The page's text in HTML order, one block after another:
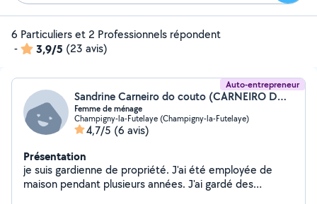
6 Particuliers et 2 Professionnels répondent
-
3,9/5 (23 avis)
Auto-entrepreneur
Sandrine Carneiro do couto (CARNEIRO DO COUTO SANDRINE)
Femme de ménage
Champigny-la-Futelaye (Champigny-la-Futelaye)
4,7/5 (6 avis)
Présentation
je suis gardienne de propriété. J'ai été employée de
maison pendant plusieurs années. J'ai gardé des